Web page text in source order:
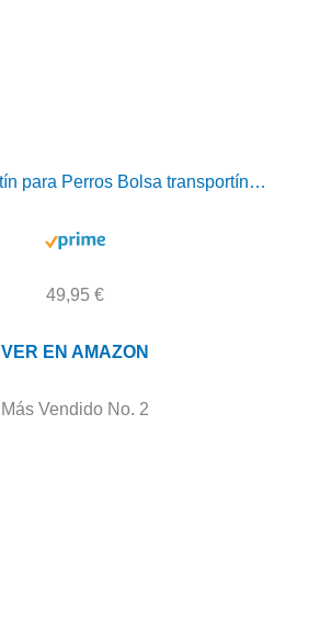
para Perros Bolsa transportín…
49,95 €
VER EN AMAZON
Más Vendido No. 2